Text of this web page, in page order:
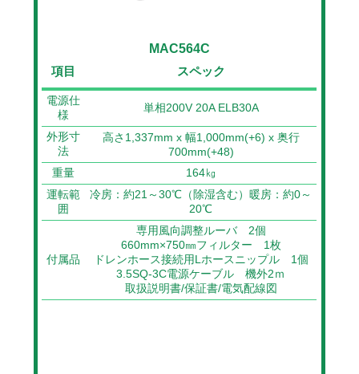
MAC564C
項目
スペック
電源仕
様
単相200V 20A ELB30A
外形寸
法
高さ1,337mm x 幅1,000mm(+6) x 奥行
700mm(+48)
重量
164㎏
運転範
囲
冷房：約21～30℃（除湿含む）暖房：約0～
20℃
付属品
専用風向調整ルーバ 2個
660mm×750㎜フィルター 1枚
ドレンホース接続用Lホースニップル 1個
3.5SQ-3C電源ケーブル 機外2ｍ
取扱説明書/保証書/電気配線図